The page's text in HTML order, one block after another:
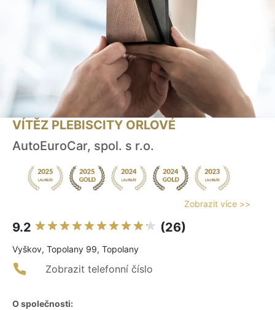
VÍTĚZ PLEBISCITY ORLOVÉ
AutoEuroCar, spol. s r.o.
Zobrazit více >>
9.2 (26)
Vyškov, Topolany 99, Topolany
Zobrazit telefonní číslo
O společnosti: